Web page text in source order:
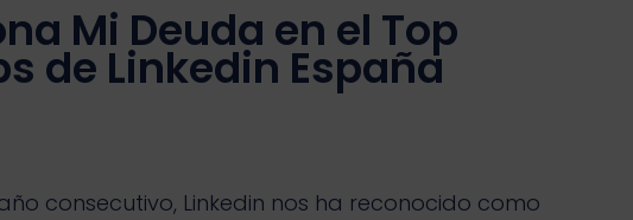
Mi Deuda en el Top
de Linkedin España
consecutivo, Linkedin nos ha reconocido como